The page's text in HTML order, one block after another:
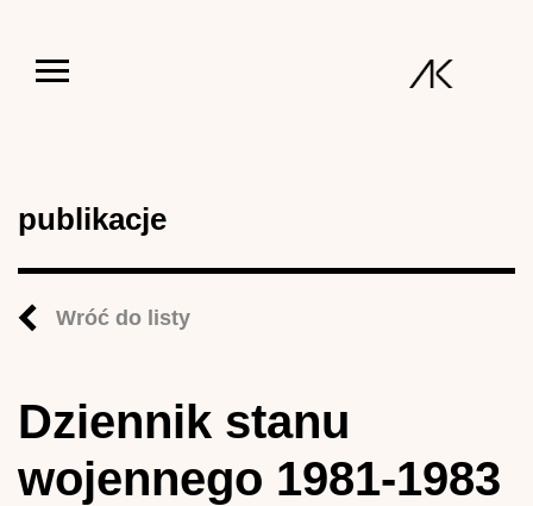
publikacje
Wróć do listy
Dziennik stanu
wojennego 1981-1983